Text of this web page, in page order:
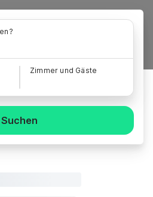
Zimmer und Gäste
Suchen